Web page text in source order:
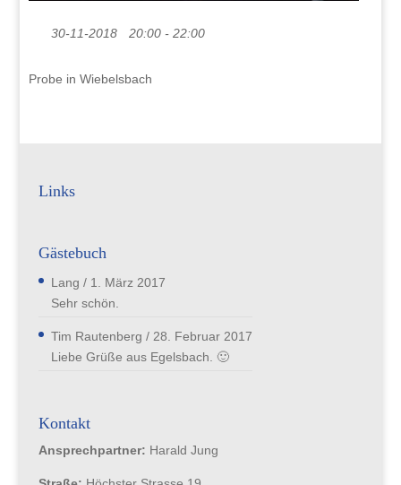
30-11-2018 20:00 - 22:00
Probe in Wiebelsbach
Links
Gästebuch
Lang / 1. März 2017
Sehr schön.
Tim Rautenberg / 28. Februar 2017
Liebe Grüße aus Egelsbach. 🙂
Kontakt
Ansprechpartner: Harald Jung